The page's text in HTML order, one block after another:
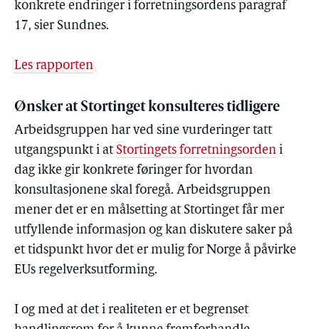
konkrete endringer i forretningsordens paragraf
17, sier Sundnes.
Les rapporten
Ønsker at Stortinget konsulteres tidligere
Arbeidsgruppen har ved sine vurderinger tatt
utgangspunkt i at Stortingets forretningsorden i
dag ikke gir konkrete føringer for hvordan
konsultasjonene skal foregå. Arbeidsgruppen
mener det er en målsetting at Stortinget får mer
utfyllende informasjon og kan diskutere saker på
et tidspunkt hvor det er mulig for Norge å påvirke
EUs regelverksutforming.
I og med at det i realiteten er et begrenset